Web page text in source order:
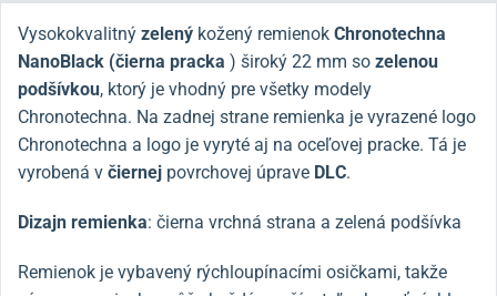
Vysokokvalitný zelený kožený remienok Chronotechna
NanoBlack (čierna pracka ) široký 22 mm so zelenou
podšívkou, ktorý je vhodný pre všetky modely
Chronotechna. Na zadnej strane remienka je vyrazené logo
Chronotechna a logo je vyryté aj na oceľovej pracke. Tá je
vyrobená v čiernej povrchovej úprave DLC.
Dizajn remienka: čierna vrchná strana a zelená podšívka
Remienok je vybavený rýchloupínacími osičkami, takže